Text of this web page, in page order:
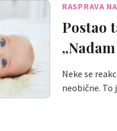
RASPRAVA
Postao
Neke se
neobične.